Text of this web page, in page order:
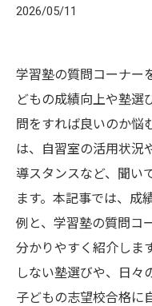
2026/05/11
学習塾の質問コーナー
どもの成績向上や塾選
問をすれば良いのか悩
は、自習室の活用状況
導スタンスなど、聞い
ます。本記事では、成
例と、学習塾の質問コ
分かりやすく紹介しま
しない塾選びや、日々
子どもの志望校合格に